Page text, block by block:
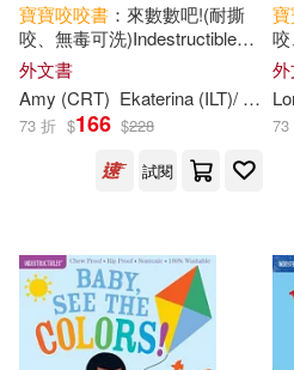
Pixton(12) Amy(8)
Frost(6)
Workman Publishing(6)
Lomp(5) Kaaren(4)
Kate (ILT)(4)
展開
出版社 (可複選)
Ingram(44)
寶寶咬咬書 ：來數數吧!(耐撕
咬、無毒可洗)Indestructibles:
Baby, Let’s Count!
外文書
Amy (CRT) Ekaterina (ILT)/ Pixton
73 折 $166 $228
試閱
73